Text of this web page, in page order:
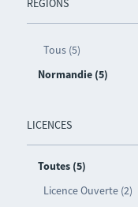
RÉGIONS
Tous (5)
Normandie (5)
LICENCES
Toutes (5)
Licence Ouverte (2)